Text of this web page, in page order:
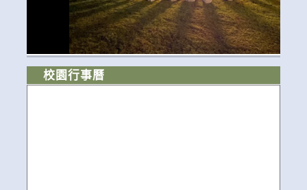
校園行事曆